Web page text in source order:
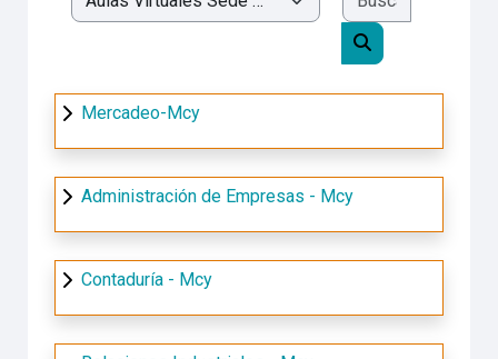
Categorías
Buscar cursos
Mercadeo-Mcy
Administración de Empresas - Mcy
Contaduría - Mcy